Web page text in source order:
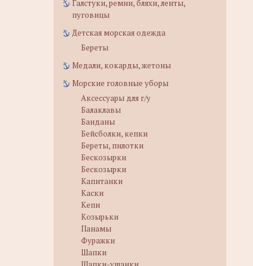
Галстуки, ремни, бляхи, ленты,
пуговицы
Детская морская одежда
Береты
Медали, кокарды, жетоны
Морские головные уборы
Аксессуары для г/у
Балаклавы
Банданы
Бейсболки, кепки
Береты, пилотки
Бескозырки
Бескозырки
Капитанки
Каски
Кепи
Козырьки
Панамы
Фуражки
Шапки